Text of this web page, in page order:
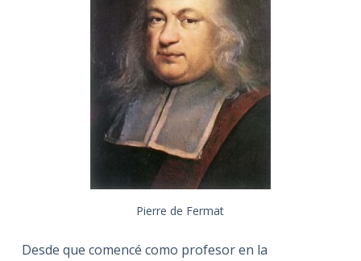
Pierre de Fermat
Desde que comencé como profesor en la